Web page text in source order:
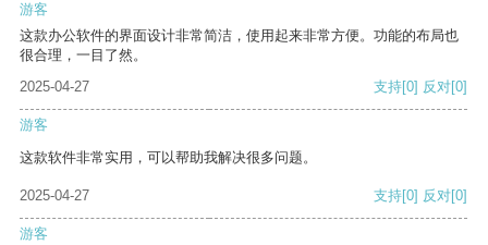
游客
这款办公软件的界面设计非常简洁，使用起来非常方便。功能的布局也
很合理，一目了然。
2025-04-27
支持[0] 反对[0]
游客
这款软件非常实用，可以帮助我解决很多问题。
2025-04-27 支持[0] 反对[0]
游客